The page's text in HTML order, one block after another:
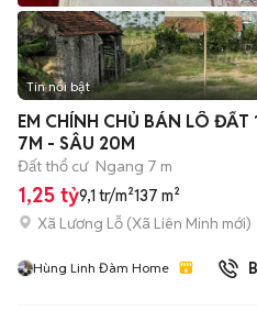
Tin nổi bật
EM CHÍNH CHỦ BÁN LÔ
7M - SÂU 20M
Đất thổ cư Ngang 7 m
1,25 tỷ9,1 tr/m²137 m²
Xã Lương Lỗ (Xã Liên Minh mới)
Hùng Linh Đàm Home